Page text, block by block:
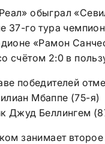
обыграл
37-го тура
«Рамон
счётом 2:0 в
победителей
Мбаппе (75-я)
Джуд Беллингем
занимает